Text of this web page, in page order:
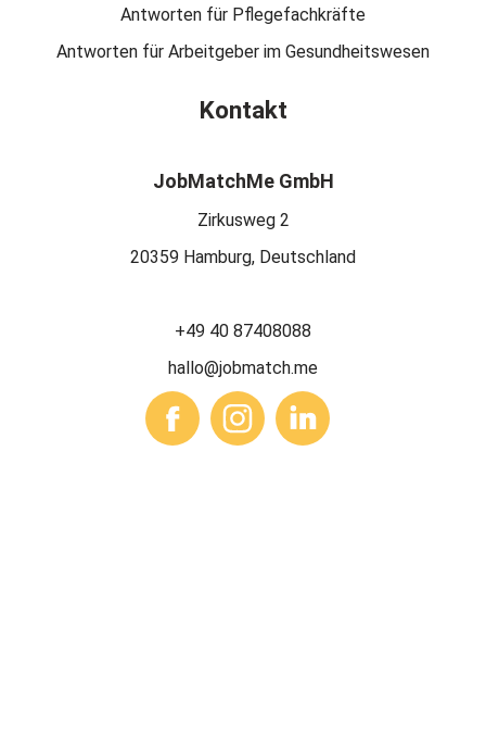
Antworten für Pflegefachkräfte
Antworten für Arbeitgeber im Gesundheitswesen
Kontakt
JobMatchMe GmbH
Zirkusweg 2
20359 Hamburg, Deutschland
+49 40 87408088
hallo@jobmatch.me